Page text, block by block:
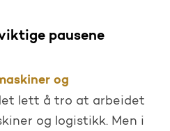
pausene
og
lett å tro at arbeidet
og logistikk. Men i